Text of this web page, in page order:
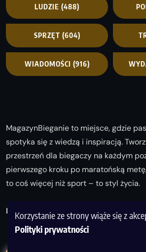
Korzystanie ze strony wiąże się z
Polityki prywatności
LUDZIE (488)
SPRZĘT (604)
WIADOMOŚCI (916)
MagazynBieganie to miejsce, gdzie
spotyka się z wiedzą i inspiracją.
przestrzeń dla biegaczy na każdym
pierwszego kroku po maratońską
to coś więcej niż sport – to styl życia.
Biegaj z nami i odkrywaj swoją